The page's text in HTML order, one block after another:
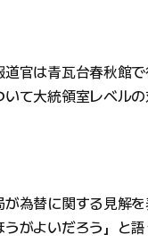
官は青瓦台春秋館
いて大統領室レベル
為替に関する見解
がよいだろう」と語